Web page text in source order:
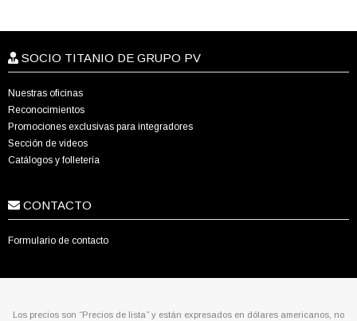
SOCIO TITANIO DE GRUPO PV
Nuestras oficinas
Reconocimientos
Promociones exclusivas para integradores
Sección de videos
Catálogos y folletería
CONTACTO
Formulario de contacto
Los precios son “Precios de lista” y están expresados en dólares americanos, no